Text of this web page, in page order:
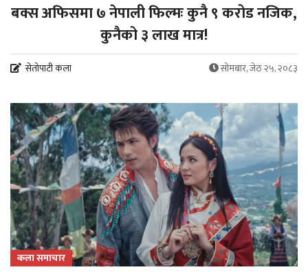
बक्स अफिसमा ७ नेपाली फिल्मः कुनै ९ करोड नजिक,
कुनैको ३ लाख मात्र!
सेतोपाटी कला सोमबार, जेठ २५, २०८३
कला समाचार